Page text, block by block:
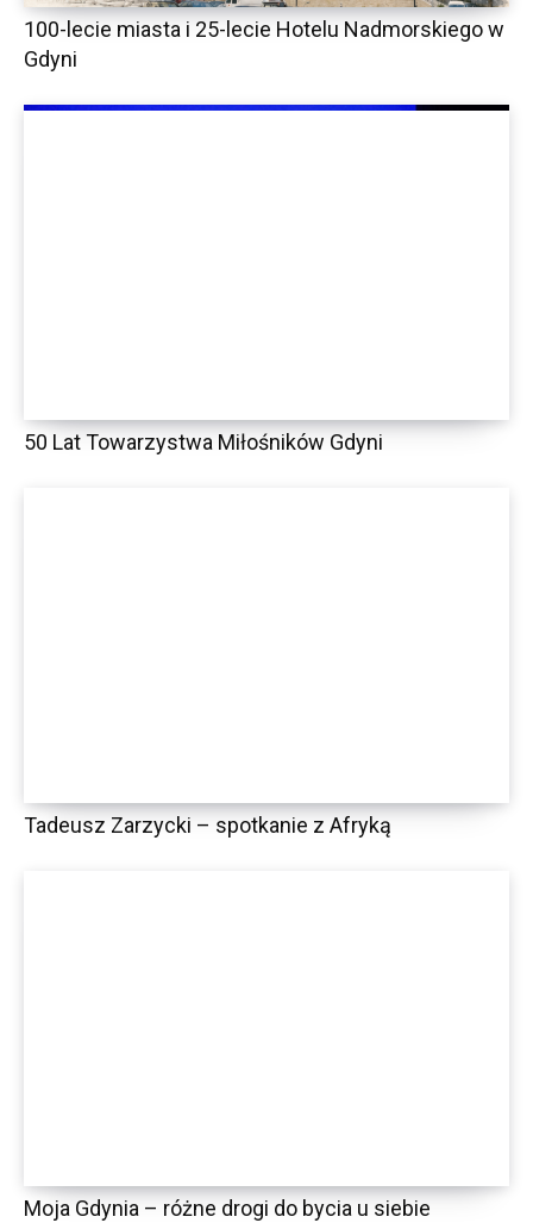
100-lecie miasta i 25-lecie Hotelu Nadmorskiego w
Gdyni
50 Lat Towarzystwa Miłośników Gdyni
Tadeusz Zarzycki – spotkanie z Afryką
Moja Gdynia – różne drogi do bycia u siebie